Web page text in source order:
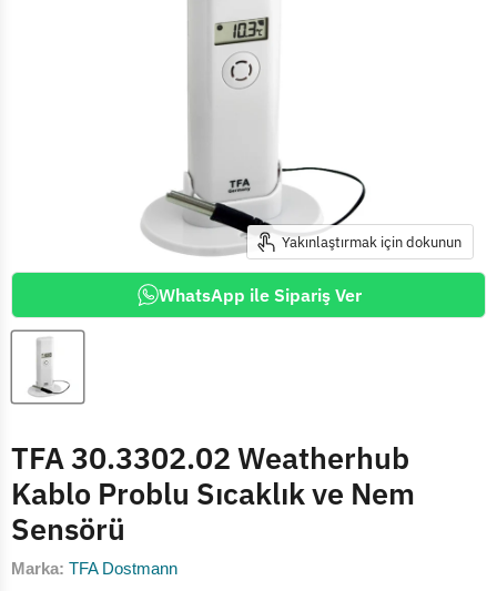
Yakınlaştırmak için dokunun
WhatsApp ile Sipariş Ver
TFA 30.3302.02 Weatherhub
Kablo Problu Sıcaklık ve Nem
Sensörü
Marka: TFA Dostmann